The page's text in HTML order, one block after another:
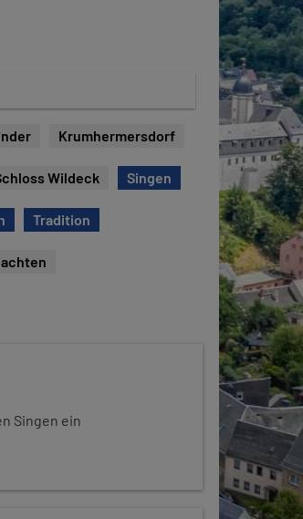
Krumhermersdorf
Wildeck Singen
Tradition
Singen ein